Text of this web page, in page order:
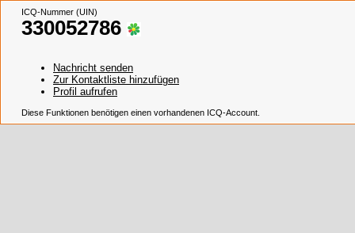
ICQ-Nummer (UIN)
330052786
Nachricht senden
Zur Kontaktliste hinzufügen
Profil aufrufen
Diese Funktionen benötigen einen vorhandenen ICQ-Account.